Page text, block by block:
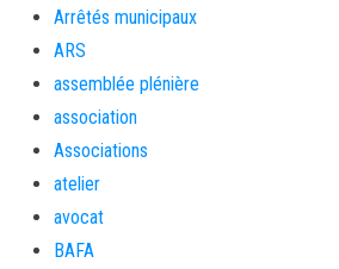
Arrêtés municipaux
ARS
assemblée plénière
association
Associations
atelier
avocat
BAFA